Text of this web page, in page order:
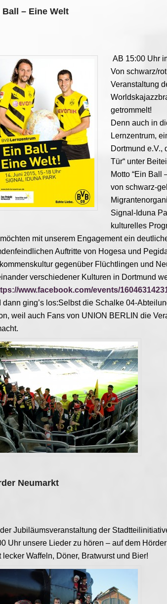
Ball – Eine Welt
AB 15:00 Uhr
Von schwarz/
Veranstaltung
getrommelt!
Denn auch in
Lernzentrum,
Dortmund e.V.,
Tür“ unter
Motto “Ein Ball
von schwarz-
Signal-Iduna
kulturelles
mit unserem Engagement ein
Auftritte von Hogesa und
gegenüber Flüchtlingen und
verschiedener Kulturen in Dortmund
www.facebook.com/events/
dann ging’s los:Selbst die Schalke 04-
weil auch Fans von UNION BERLIN die
Neumarkt
Jubiläumsveranstaltung der
Uhr unsere Lieder zu hören – auf dem
lecker Waffeln, Döner, Bratwurst und Bier!